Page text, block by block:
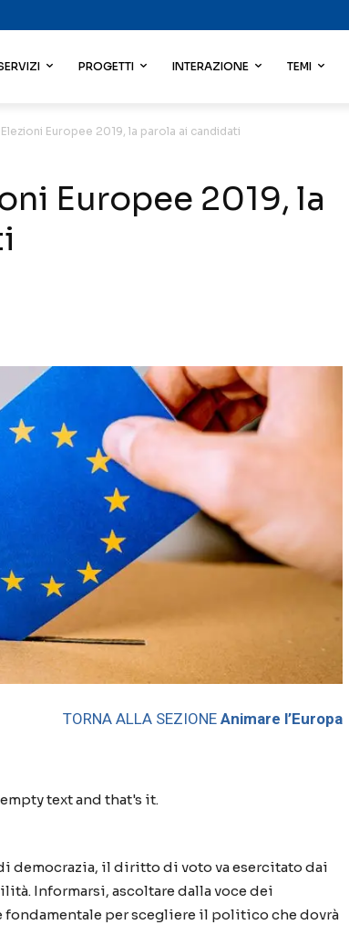
PROGETTI INTERAZIONE TEMI
Europee 2019, la parola ai candidati
Europee 2019, la
TORNA ALLA SEZIONE Animare l’Europa
text and that's it.
democrazia, il diritto di voto va esercitato dai
Informarsi, ascoltare dalla voce dei
per scegliere il politico che dovrà